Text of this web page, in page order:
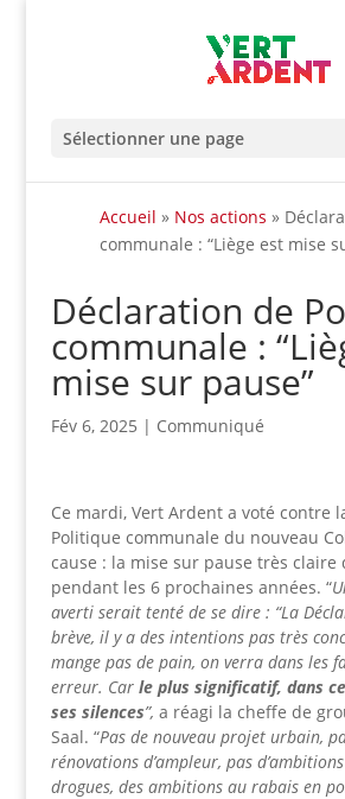
Sélectionner une page
Accueil » Nos actions »
communale : “Liège est mise
Déclaration de
communale :
mise sur pause”
Fév 6, 2025 | Communiqué
Ce mardi, Vert Ardent a voté contre
Politique communale du nouveau
cause : la mise sur pause très claire
pendant les 6 prochaines années. “
averti serait tenté de se dire : “La
brève, il y a des intentions pas très
mange pas de pain, on verra dans les
erreur. Car le plus significatif, dans
ses silences”, a réagi la cheffe de
Saal. “Pas de nouveau projet urbain,
rénovations d’ampleur, pas
drogues, des ambitions au rabais en